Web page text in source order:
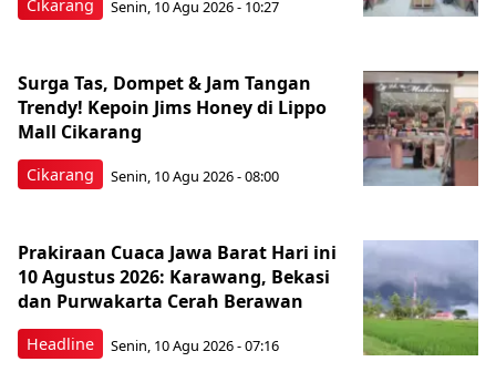
Cikarang Senin, 10 Agu 2026 - 10:27
Cikarang
Surga Tas, Dompet & Jam Tangan
Trendy! Kepoin Jims Honey di Lippo
Mall Cikarang
Senin, 10 Agu 2026 - 08:00
Headline
Prakiraan Cuaca Jawa Barat Hari ini
10 Agustus 2026: Karawang, Bekasi
dan Purwakarta Cerah Berawan
Senin, 10 Agu 2026 - 07:16